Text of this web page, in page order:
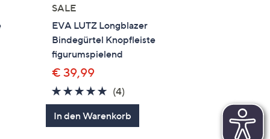
SALE
EVA LUTZ Longblazer
Bindegürtel Knopfleiste
figurumspielend
€ 39,99
4.8
von
5
(4)
Bewertungen
In den Warenkorb